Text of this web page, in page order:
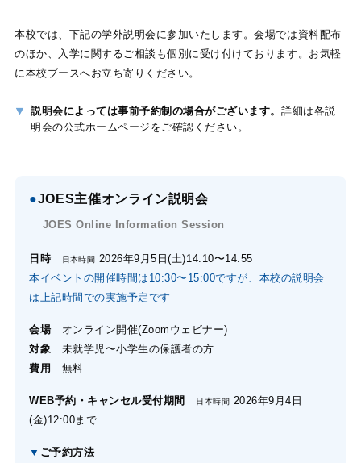
本校では、下記の学外説明会に参加いたします。会場では資料配布
のほか、入学に関するご相談も個別に受け付けております。お気軽
に本校ブースへお立ち寄りください。
説明会によっては事前予約制の場合がございます。 詳細は各説
明会の公式ホームページをご確認ください。
●JOES主催オンライン説明会
JOES Online Information Session
日時 日本時間
2026年9月5日(土)14:10〜14:55
本イベントの開催時間は10:30〜15:00ですが、本校の説明会
は上記時間での実施予定です
会場オンライン開催(Zoomウェビナー)
対象 未就学児〜小学生の保護者の方
費用
無料
WEB予約・キャンセル受付期間 日本時間
2026年9月4日
(金)12:00まで
▼ ご予約方法